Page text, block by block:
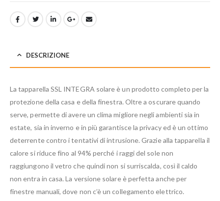
DESCRIZIONE
La tapparella SSL INTEGRA solare è un prodotto completo per la
protezione della casa e della finestra. Oltre a oscurare quando
serve, permette di avere un clima migliore negli ambienti sia in
estate, sia in inverno e in più garantisce la privacy ed è un ottimo
deterrente contro i tentativi di intrusione. Grazie alla tapparella il
calore si riduce fino al 94% perché i raggi del sole non
raggiungono il vetro che quindi non si surriscalda, così il caldo
non entra in casa. La versione solare è perfetta anche per
finestre manuali, dove non c’è un collegamento elettrico.